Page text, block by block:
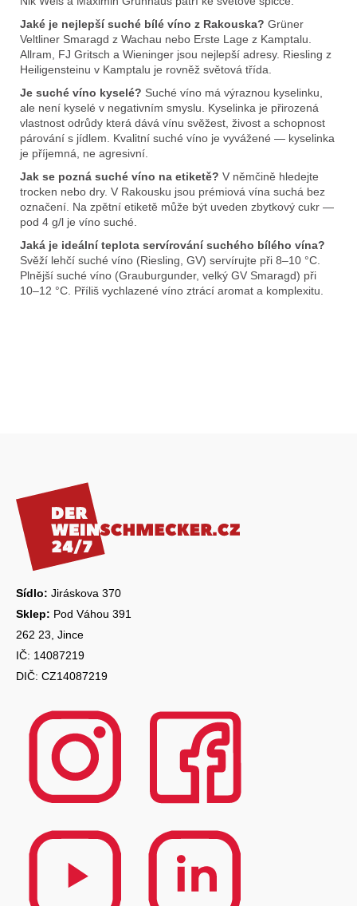
Jaké je nejlepší suché bílé víno z Rakouska? Grüner
Veltliner Smaragd z Wachau nebo Erste Lage z Kamptalu.
Allram, FJ Gritsch a Wieninger jsou nejlepší adresy. Riesling z
Heiligensteinu v Kamptalu je rovněž světová třída.
Je suché víno kyselé? Suché víno má výraznou kyselinku,
ale není kyselé v negativním smyslu. Kyselinka je přirozená
vlastnost odrůdy která dává vínu svěžest, živost a schopnost
párování s jídlem. Kvalitní suché víno je vyvážené — kyselinka
je příjemná, ne agresivní.
Jak se pozná suché víno na etiketě? V němčině hledejte
trocken nebo dry. V Rakousku jsou prémiová vína suchá bez
označení. Na zpětní etiketě může být uveden zbytkový cukr —
pod 4 g/l je víno suché.
Jaká je ideální teplota servírování suchého bílého vína?
Svěží lehčí suché víno (Riesling, GV) servírujte při 8–10 °C.
Plnější suché víno (Grauburgunder, velký GV Smaragd) při
10–12 °C. Příliš vychlazené víno ztrácí aromat a komplexitu.
Sídlo: Jiráskova 370
Sklep: Pod Váhou 391
262 23, Jince
IČ: 14087219
DIČ: CZ14087219